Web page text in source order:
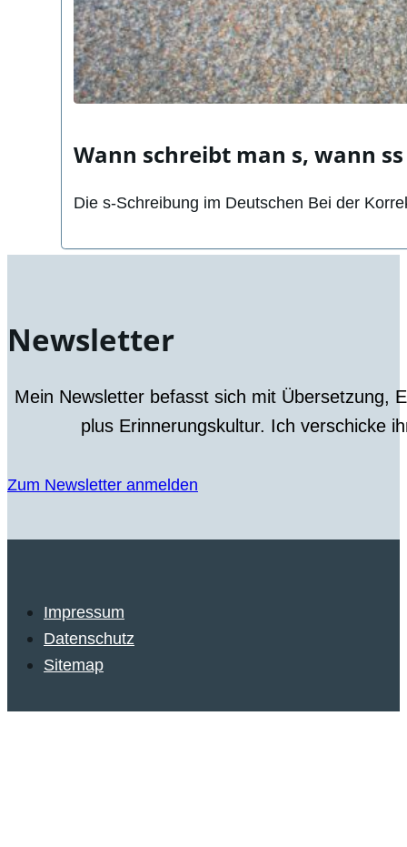
Wann schreibt man s, wann ss
Die s-Schreibung im Deutschen Bei der
Newsletter
Mein Newsletter befasst sich mit Übersetzung,
plus Erinnerungskultur. Ich verschicke
Zum Newsletter anmelden
Impressum
Datenschutz
Sitemap